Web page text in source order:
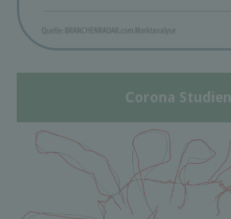
Corona Studien